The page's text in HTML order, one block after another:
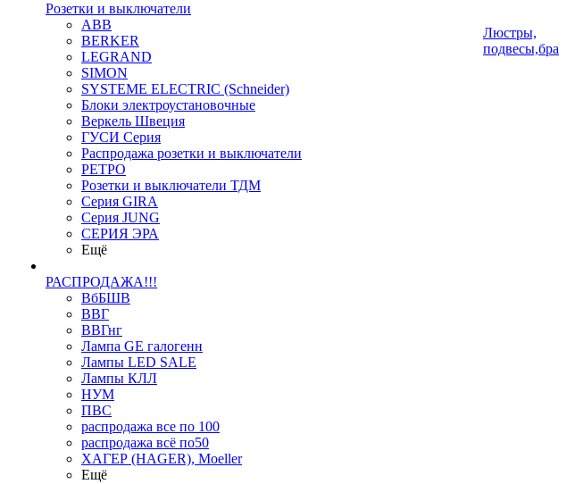
Розетки и выключатели
ABB
BERKER
LEGRAND
SIMON
SYSTEME ELECTRIC (Schneider)
Блоки электроустановочные
Веркель Швеция
ГУСИ Серия
Распродажа розетки и выключатели
РЕТРО
Розетки и выключатели ТДМ
Серия GIRA
Серия JUNG
СЕРИЯ ЭРА
Ещё
РАСПРОДАЖА!!!
ВбБШВ
ВВГ
ВВГнг
Лампа GE галогенн
Лампы LED SALE
Лампы КЛЛ
НУМ
ПВС
распродажа все по 100
распродажа всё по50
ХАГЕР (HAGER), Moeller
Ещё
Люстры,
подвесы,бра